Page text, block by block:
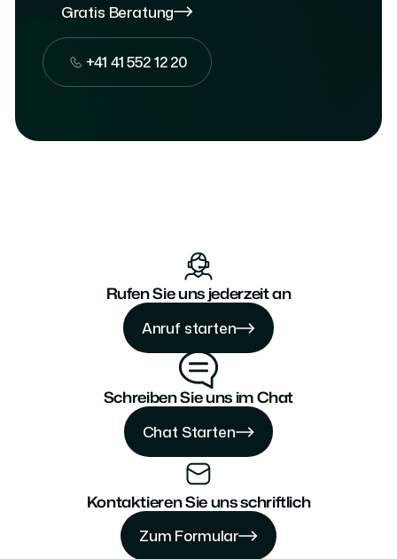
Gratis Beratung
+41 41 552 12 20
+41 41 552 12 20
Rufen Sie uns jederzeit an
Anruf starten
Anruf starten
Anruf starten
Schreiben Sie uns im Chat
Chat Starten
Chat Starten
Chat Starten
Kontaktieren Sie uns schriftlich
Zum Formular
Zum Formular
Zum Formular